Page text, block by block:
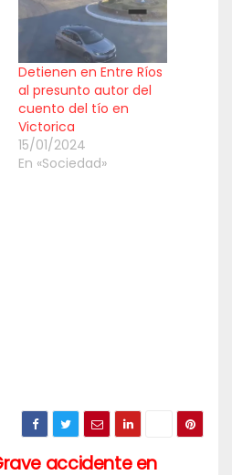
Detienen en Entre Ríos
al presunto autor del
cuento del tío en
Victorica
15/01/2024
En «Sociedad»
accidente en